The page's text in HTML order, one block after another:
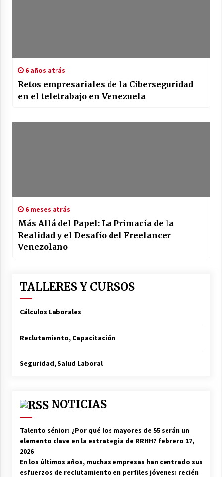
6 años atrás
Retos empresariales de la Ciberseguridad
en el teletrabajo en Venezuela
6 meses atrás
Más Allá del Papel: La Primacía de la
Realidad y el Desafío del Freelancer
Venezolano
TALLERES Y CURSOS
Cálculos Laborales
Reclutamiento, Capacitación
Seguridad, Salud Laboral
NOTICIAS
Talento sénior: ¿Por qué los mayores de 55 serán un
elemento clave en la estrategia de RRHH? febrero 17,
2026
En los últimos años, muchas empresas han centrado sus
esfuerzos de reclutamiento en perfiles jóvenes: recién